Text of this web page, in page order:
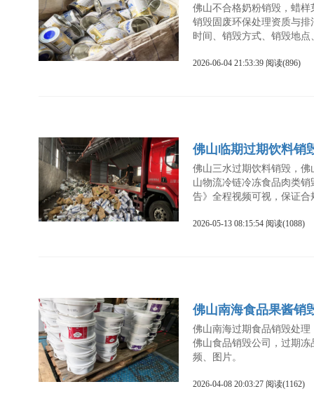
佛山不合格奶粉销毁，​蜡
销毁固废环保处理资质与
时间、销毁方式、销毁地
2026-06-04 21:53:39 阅读(896)
佛山临期过期饮料销
佛山三水过期饮料销毁，
山物流冷链冷冻食品肉类
告》全程视频可视，保证合
2026-05-13 08:15:54 阅读(1088)
佛山南海食品果酱销
佛山南海过期食品销毁处
佛山食品销毁公司，过期
频、图片。
2026-04-08 20:03:27 阅读(1162)